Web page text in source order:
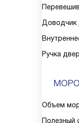
Доводчик
Ручка
Объем
Полезный